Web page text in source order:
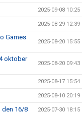
2025-09-08 10:25
2025-08-29 12:39
Games
2025-08-20 15:55
oktober
2025-08-20 09:43
2025-08-17 15:54
2025-08-10 20:19
den 16/8 2025-07-30 18:15